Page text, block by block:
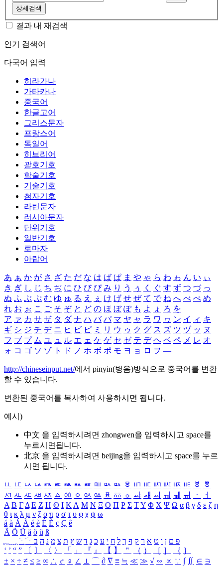
상세검색
결과 내 재검색
인기 검색어
다국어 입력
히라가나
가타카나
중국어
한글고어
그리스문자
프랑스어
독일어
히브리어
괄호기호
학술기호
기술기호
첨자기호
라틴문자
러시아문자
단위기호
일반기호
로마자
아랍어
あ ぁ か が さ ざ た だ な は ば ぱ ま や ゃ ら わ ゎ ん い ぃ
き ぎ し じ ち ぢ に ひ び ぴ み り う ぅ く ぐ す ず つ づ っ
ぬ ふ ぶ ぷ む ゆ ゅ る え ぇ け げ せ ぜ て で ね へ べ ぺ め
れ お ぉ こ ご そ ぞ と ど の ほ ぼ ぽ も よ ょ ろ を
ア ァ カ サ ザ タ ダ ナ ハ バ パ マ ヤ ャ ラ ワ ヮ ン イ ィ キ
ギ シ ジ チ ヂ ニ ヒ ビ ピ ミ リ ウ ゥ ク グ ス ズ ツ ヅ ッ ヌ
フ ブ プ ム ユ ュ ル エ ェ ケ ゲ セ ゼ テ デ ヘ ベ ペ メ レ オ
ォ コ ゴ ソ ゾ ト ド ノ ホ ボ ポ モ ヨ ョ ロ ヲ ―
http://chineseinput.net/에서 pinyin(병음)방식으로 중국어를 변환
할 수 있습니다.
변환된 중국어를 복사하여 사용하시면 됩니다.
예시)
中文 을 입력하시려면 zhongwen을 입력하시고 space를
누르시면됩니다.
北京 을 입력하시려면 beijing을 입력하시고 space를 누르
시면 됩니다.
ㅥ ㅦ ㅧ ㅨ ㅩ ㅪ ㅫ ㅬ ㅭ ㅮ ㅯ ㅰ ㅱ ㅲ ㅳ ㅴ ㅵ ㅶ ㅷ ㅸ
ㅹ
ㅺ ㅻ ㅼ ㅽ ㅾ ㅿ ㆀ ㆁ ㆂ ㆃ ㆄ ㆅ ㆆ ㆇ ㆈ ㆉ ㆊ ㆋ ㆌ ㆍ
ㆎ
Α Β ΓΔ Ε Ζ Η Θ Ι ΚΛ Μ Ν Ξ Ο Π Ρ Σ ΤΥ Φ Χ Ψ Ω α β γ δ ε ζ η
θ ι κ λ μ ν ξ ο π ρ σ τ υ φ χ ψ ω
á à Á À é è É È ç Ç ê
Ä Ö Ü ä ö ü ß
ִֶֹ ֻּ ׁׂ פ ם ן ו ט א ר ק ף ך ל ח י ע כ ג ד ש ץ ת צ מ נ ה ב
‘ ’ “ ” 〔 〕 〈 〉 「 」 『 』 【 】 ＂ （ ） ［ ］ ｛ ｝
± × ÷ ≠ ≤ ≥ ∞ ∴ ♂ ♀ ∠ ⊥ ⌒ ∂ ∇ ≡ ≒ ≪ ≫ √ ∽ ∝ ∵ ∫ ∬ ∈ ∋